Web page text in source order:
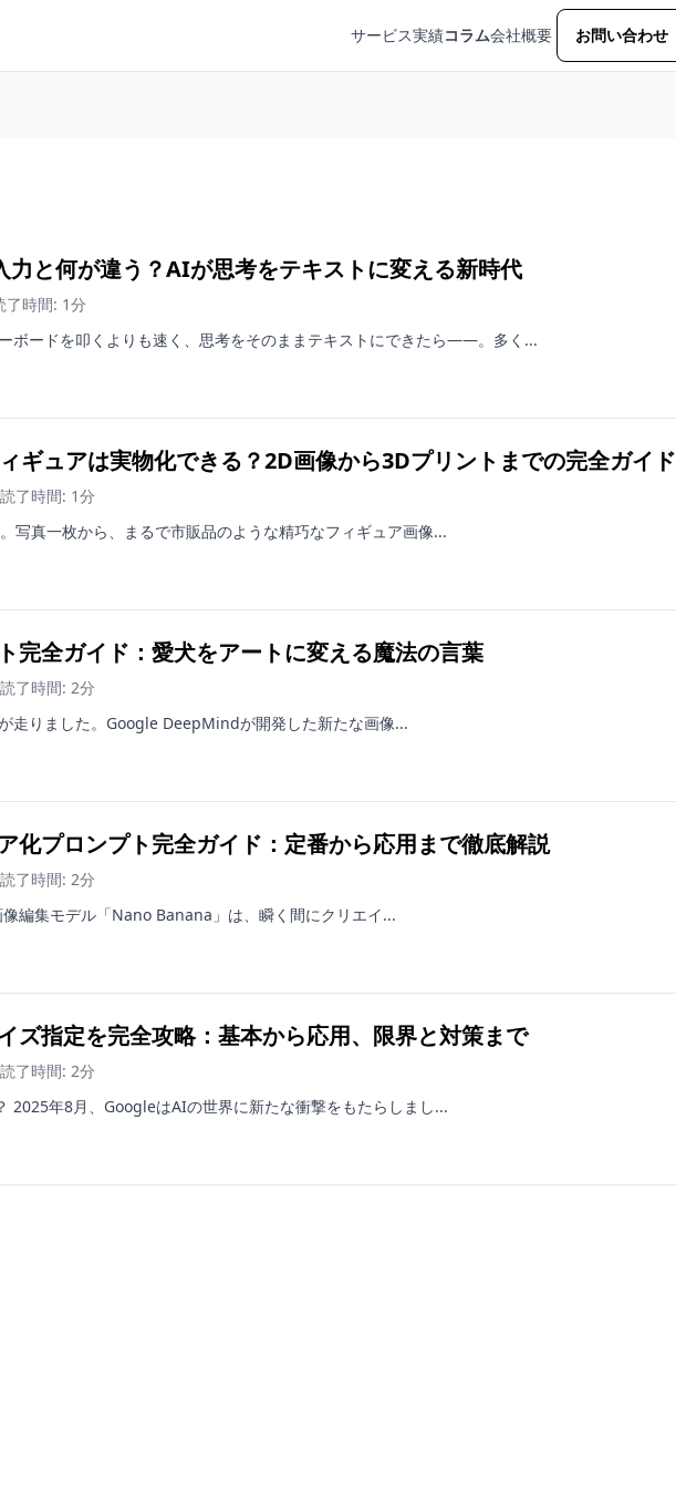
サービス実績コラム会社概要 お問い合わせ
と何が違う？AIが思考をテキストに変える新時代
了時間: 1分
ボードを叩くよりも速く、思考をそのままテキストにできたら——。多く...
ギュアは実物化できる？2D画像から3Dプリントまでの完全ガイド
読了時間: 1分
写真一枚から、まるで市販品のような精巧なフィギュア画像...
完全ガイド：愛犬をアートに変える魔法の言葉
読了時間: 2分
走りました。Google DeepMindが開発した新たな画像...
化プロンプト完全ガイド：定番から応用まで徹底解説
読了時間: 2分
編集モデル「Nano Banana」は、瞬く間にクリエイ...
ズ指定を完全攻略：基本から応用、限界と対策まで
読了時間: 2分
2025年8月、GoogleはAIの世界に新たな衝撃をもたらしまし...